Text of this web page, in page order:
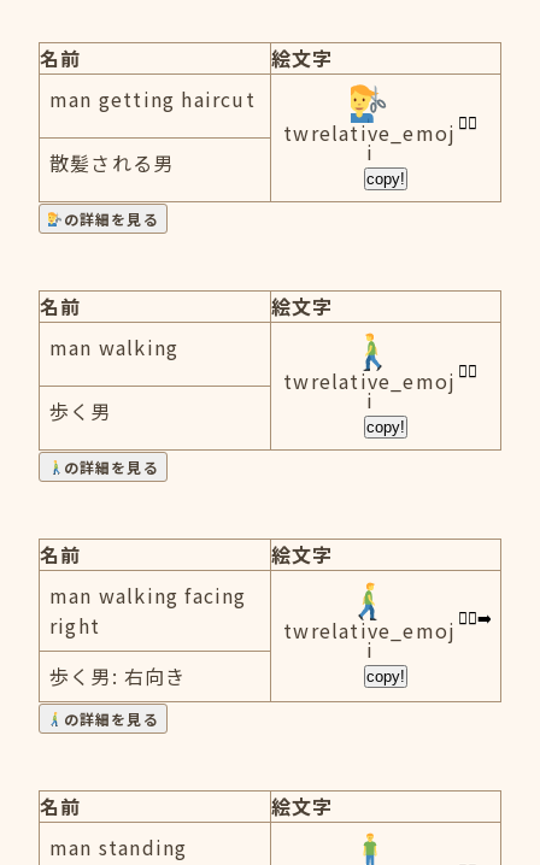
名前
絵文字
man getting haircut
twrelative_emoj
i
copy!
散髪される男
の詳細を見る
名前
絵文字
man walking
twrelative_emoj
i
copy!
歩く男
の詳細を見る
名前
絵文字
man walking facing
right
twrelative_emoj
i
copy!
歩く男: 右向き
の詳細を見る
名前
絵文字
man standing